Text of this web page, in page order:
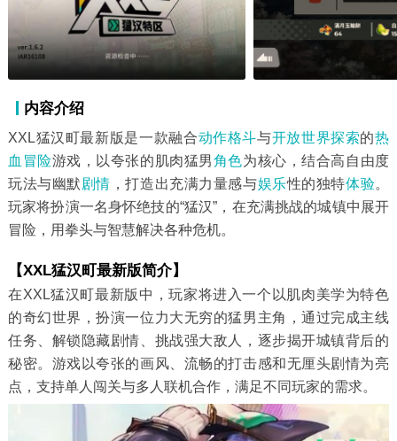
内容介绍
XXL猛汉町最新版是一款融合动作格斗与开放世界探索的热
血冒险游戏，以夸张的肌肉猛男角色为核心，结合高自由度
玩法与幽默剧情 ，打造出充满力量感与娱乐性的独特体验。
玩家将扮演一名身怀绝技的“猛汉”，在充满挑战的城镇中展开
冒险，用拳头与智慧解决各种危机。
【XXL猛汉町最新版简介】
在XXL猛汉町最新版中，玩家将进入一个以肌肉美学为特色
的奇幻世界，扮演一位力大无穷的猛男主角，通过完成主线
任务、解锁隐藏剧情、挑战强大敌人，逐步揭开城镇背后的
秘密。游戏以夸张的画风、流畅的打击感和无厘头剧情为亮
点，支持单人闯关与多人联机合作，满足不同玩家的需求。